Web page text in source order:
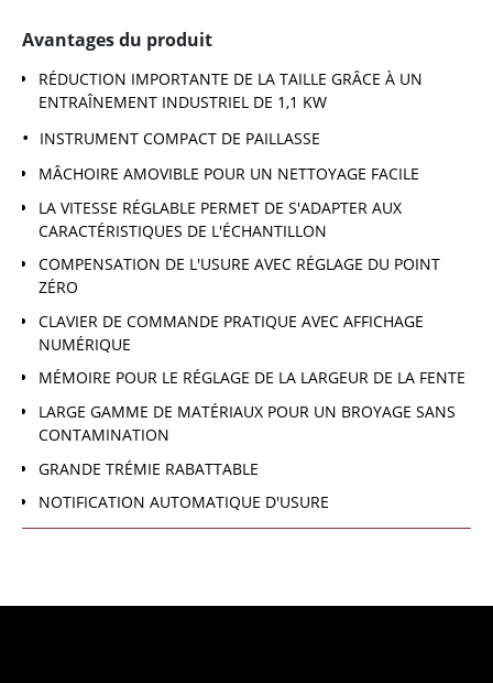
Avantages du produit
RÉDUCTION IMPORTANTE DE LA TAILLE GRÂCE À UN
ENTRAÎNEMENT INDUSTRIEL DE 1,1 KW
INSTRUMENT COMPACT DE PAILLASSE
MÂCHOIRE AMOVIBLE POUR UN NETTOYAGE FACILE
LA VITESSE RÉGLABLE PERMET DE S'ADAPTER AUX
CARACTÉRISTIQUES DE L'ÉCHANTILLON
COMPENSATION DE L'USURE AVEC RÉGLAGE DU POINT
ZÉRO
CLAVIER DE COMMANDE PRATIQUE AVEC AFFICHAGE
NUMÉRIQUE
MÉMOIRE POUR LE RÉGLAGE DE LA LARGEUR DE LA FENTE
LARGE GAMME DE MATÉRIAUX POUR UN BROYAGE SANS
CONTAMINATION
GRANDE TRÉMIE RABATTABLE
NOTIFICATION AUTOMATIQUE D'USURE